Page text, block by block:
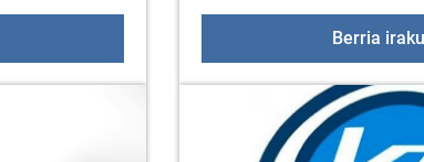
Arratzua-Ubarrundiako udalak kanpaina bat jarri du
Berria